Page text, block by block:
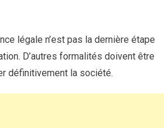
légale n’est pas la dernière étape
D’autres formalités doivent être
définitivement la société.